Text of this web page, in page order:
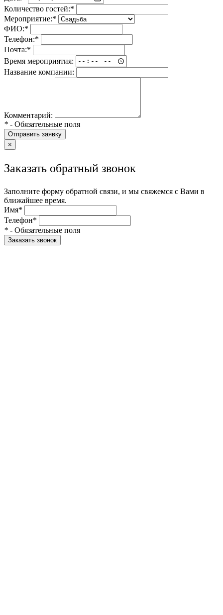
Количество гостей:*
Мероприятие:*
ФИО:*
Телефон:*
Почта:*
Время мероприятия:
Название компании:
Комментарий:
* - Обязательные поля
Отправить заявку
×
Заказать обратный звонок
Заполните форму обратной связи, и мы свяжемся с Вами в
ближайшее время.
Имя*
Телефон*
* - Обязательные поля
Заказать звонок